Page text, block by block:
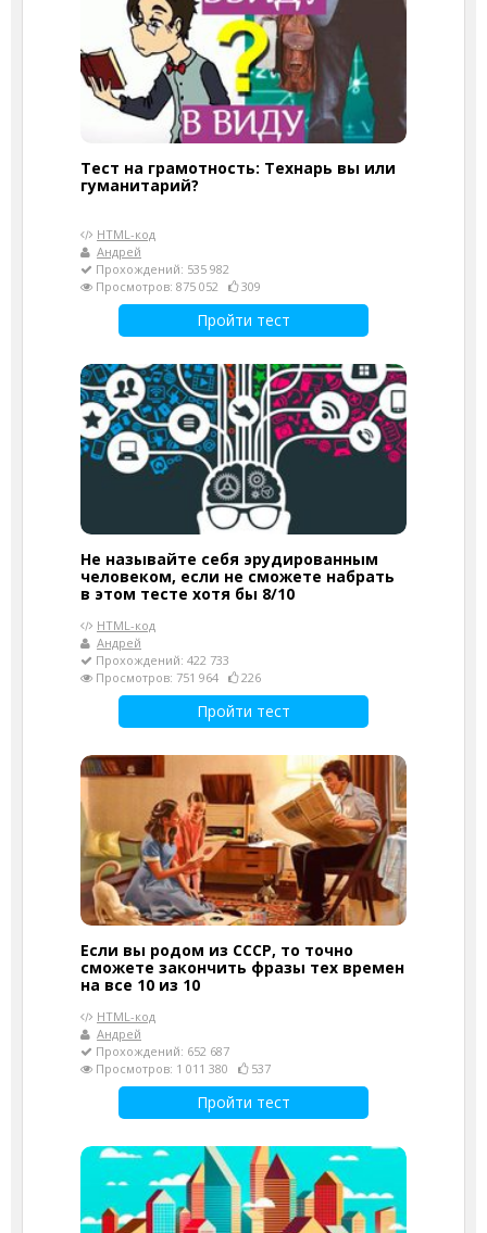
Тест на грамотность: Технарь вы или
гуманитарий?
HTML-код
Андрей
Прохождений: 535 982
Просмотров: 875 052
309
Пройти тест
Не называйте себя эрудированным
человеком, если не сможете набрать
в этом тесте хотя бы 8/10
HTML-код
Андрей
Прохождений: 422 733
Просмотров: 751 964
226
Пройти тест
Если вы родом из СССР, то точно
сможете закончить фразы тех времен
на все 10 из 10
HTML-код
Андрей
Прохождений: 652 687
Просмотров: 1 011 380
537
Пройти тест